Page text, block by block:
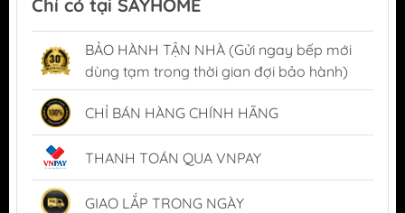
Chỉ có tại SAYHOME
BẢO HÀNH TẬN NHÀ (Gửi ngay bếp mới
dùng tạm trong thời gian đợi bảo hành)
CHỈ BÁN HÀNG CHÍNH HÃNG
THANH TOÁN QUA VNPAY
GIAO LẮP TRONG NGÀY